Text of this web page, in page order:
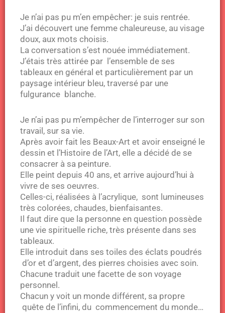
Je n’ai pas pu m’en empêcher: je suis rentrée.
J’ai découvert une femme chaleureuse, au visage
doux, aux mots choisis.
La conversation s’est nouée immédiatement.
J’étais très attirée par l’ensemble de ses
tableaux en général et particulièrement par un
paysage intérieur bleu, traversé par une
fulgurance blanche.
Je n’ai pas pu m’empêcher de l’interroger sur son
travail, sur sa vie.
Après avoir fait les Beaux-Art et avoir enseigné le
dessin et l’Histoire de l’Art, elle a décidé de se
consacrer à sa peinture.
Elle peint depuis 40 ans, et arrive aujourd’hui à
vivre de ses oeuvres.
Celles-ci, réalisées à l’acrylique, sont lumineuses
très colorées, chaudes, bienfaisantes.
Il faut dire que la personne en question possède
une vie spirituelle riche, très présente dans ses
tableaux.
Elle introduit dans ses toiles des éclats poudrés
d’or et d’argent, des pierres choisies avec soin.
Chacune traduit une facette de son voyage
personnel.
Chacun y voit un monde différent, sa propre
quête de l’infini, du commencement du monde…